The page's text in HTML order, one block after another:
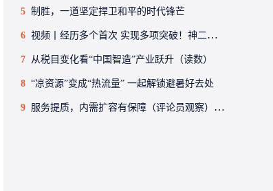
5 制胜，一道坚定捍卫和平的时代锋芒
6 视频丨经历多个首次 实现多项突破！神二十一乘组回家后首次公开亮相
7 从税目变化看“中国智造”产业跃升（读数）
8 “凉资源”变成“热流量” 一起解锁避暑好去处
9 服务提质，内需扩容有保障（评论员观察）——2026中国经济年中观察③